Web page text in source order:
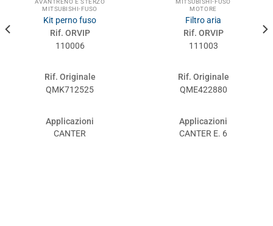
AVANTRENO E STERZO
MITSUBISHI-FUSO
Kit perno fuso
Rif. ORVIP
110006
Rif. Originale
QMK712525
Applicazioni
CANTER
MITSUBISHI-FUSO
MOTORE
Filtro aria
Rif. ORVIP
111003
Rif. Originale
QME422880
Applicazioni
CANTER E. 6